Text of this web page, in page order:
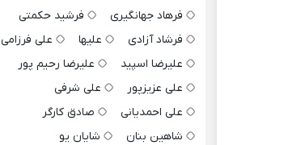
فرهاد جهانگیری
فرشید حکمتی
فرشاد آزادی
علیها
علی فرزامی
علیرضا اسپید
علیرضا رحیم پور
علی عزیزپور
علی شرفی
علی احمدیانی
صادق کارگر
شاهین بنان
شایان یو